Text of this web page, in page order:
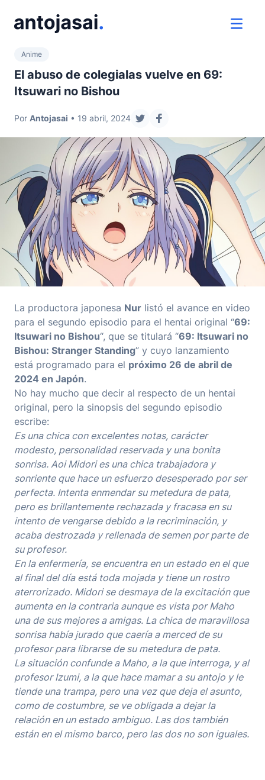
ver
Anime
El abuso de colegialas vuelve en 69:
Itsuwari no Bishou
Por Antojasai • 19 abril, 2024
compartir en twitter
compartir en facebook
La productora japonesa Nur listó el avance en video
para el segundo episodio para el hentai original “69:
Itsuwari no Bishou“, que se titulará “69: Itsuwari no
Bishou: Stranger Standing” y cuyo lanzamiento
está programado para el próximo 26 de abril de
2024 en Japón.
No hay mucho que decir al respecto de un hentai
original, pero la sinopsis del segundo episodio
escribe:
Es una chica con excelentes notas, carácter
modesto, personalidad reservada y una bonita
sonrisa. Aoi Midori es una chica trabajadora y
sonriente que hace un esfuerzo desesperado por ser
perfecta. Intenta enmendar su metedura de pata,
pero es brillantemente rechazada y fracasa en su
intento de vengarse debido a la recriminación, y
acaba destrozada y rellenada de semen por parte de
su profesor.
En la enfermería, se encuentra en un estado en el que
al final del día está toda mojada y tiene un rostro
aterrorizado. Midori se desmaya de la excitación que
aumenta en la contraria aunque es vista por Maho
una de sus mejores a amigas. La chica de maravillosa
sonrisa había jurado que caería a merced de su
profesor para librarse de su metedura de pata.
La situación confunde a Maho, a la que interroga, y al
profesor Izumi, a la que hace mamar a su antojo y le
tiende una trampa, pero una vez que deja el asunto,
como de costumbre, se ve obligada a dejar la
relación en un estado ambiguo. Las dos también
están en el mismo barco, pero las dos no son iguales.